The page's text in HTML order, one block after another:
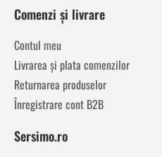
Comenzi și livrare
Contul meu
Livrarea și plata comenzilor
Returnarea produselor
Înregistrare cont B2B
Sersimo.ro